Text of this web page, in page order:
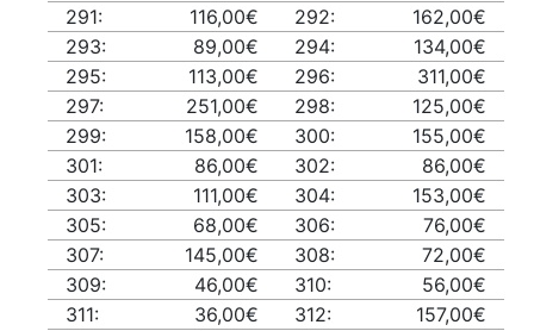
291:
116,00€ 292:
162,00€
293:
89,00€ 294:
134,00€
295:
113,00€ 296:
311,00€
297:
251,00€ 298:
125,00€
299:
158,00€ 300:
155,00€
301:
86,00€ 302:
86,00€
303:
111,00€ 304:
153,00€
305:
68,00€ 306:
76,00€
307:
145,00€ 308:
72,00€
309:
46,00€ 310:
56,00€
311:
36,00€ 312:
157,00€